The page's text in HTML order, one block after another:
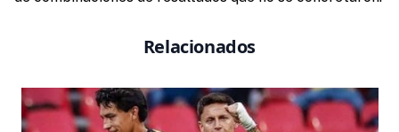
Relacionados